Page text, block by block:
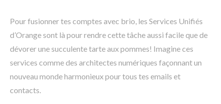
Pour fusionner tes comptes avec brio, les Services Unifiés
d’Orange sont là pour rendre cette tâche aussi facile que de
dévorer une succulente tarte aux pommes! Imagine ces
services comme des architectes numériques façonnant un
nouveau monde harmonieux pour tous tes emails et
contacts.